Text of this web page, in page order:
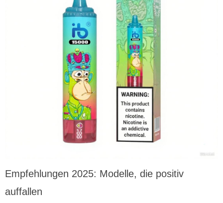
Empfehlungen 2025: Modelle, die positiv
auffallen